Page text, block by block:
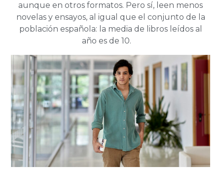
aunque en otros formatos. Pero sí, leen menos
novelas y ensayos, al igual que el conjunto de la
población española: la media de libros leídos al
año es de 10.